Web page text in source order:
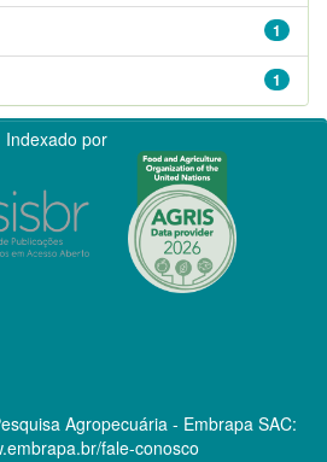
1
1
Indexado por
Agropecuária - Embrapa SAC:
fale-conosco